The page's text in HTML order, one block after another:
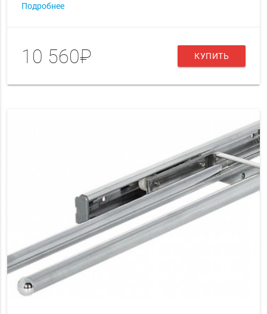
Подробнее
10 560₽ КУПИТЬ